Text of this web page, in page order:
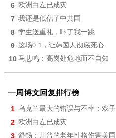
6 欧洲白左已成灾
7 我还是低估了中共国
8 学生送重礼，吓了我一跳
9 这场0-1，让韩国人彻底死心
10 马悲鸣：高岗处危地而不自知
一周博文回复排行榜
1 乌克兰最大的错误与不幸：戏子
2 欧洲白左已成灾
3 舒畅：川普的老年性格伤害美国